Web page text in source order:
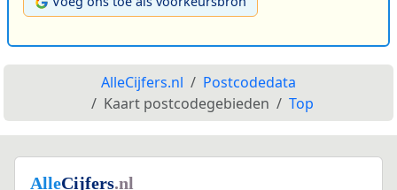
AlleCijfers.nl
Postcodedata
Kaart postcodegebieden
Top